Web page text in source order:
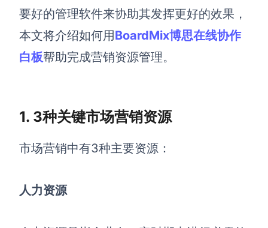
解决方案
团队协作提效
涂鸦画板
在线绘图
要好的管理软件来协助其发挥更好的效果，
本文将介绍如何用BoardMix博思在线协作
白板帮助完成营销资源管理。
1. 3种关键市场营销资源
市场营销中有3种主要资源：
人力资源